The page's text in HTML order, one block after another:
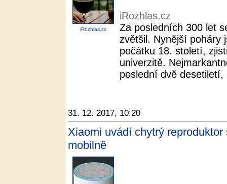
iRozhlas.cz
iRozhlas.cz
Za posledních 300 let
zvětšil. Nynější poháry
počátku 18. století,
univerzitě.
poslední dvě desetiletí,
31. 12. 2017, 10:20
Xiaomi uvádí chytrý
mobilně